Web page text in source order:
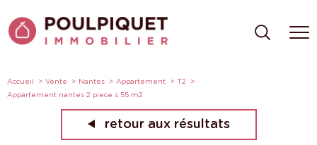
Accueil Vente Nantes Appartement
T2
Appartement nantes 2 piece s 55 m2
retour aux résultats